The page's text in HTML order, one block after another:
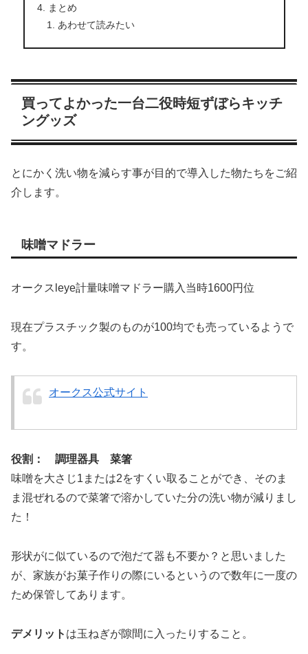
まとめ
あわせて読みたい
買ってよかった一台二役時短ずぼらキッチ
ングッズ
とにかく洗い物を減らす事が目的で導入した物たちをご紹
介します。
味噌マドラー
オークスleye計量味噌マドラー購入当時1600円位
現在プラスチック製のものが100均でも売っているようで
す。
オークス公式サイト
役割： 調理器具 菜箸
味噌を大さじ1または2をすくい取ることができ、そのま
ま混ぜれるので菜箸で溶かしていた分の洗い物が減りまし
た！
形状がに似ているので泡だて器も不要か？と思いました
が、家族がお菓子作りの際にいるというので数年に一度の
ため保管してあります。
デメリット は玉ねぎが隙間に入ったりすること。